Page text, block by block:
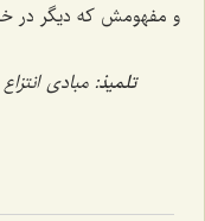
و مفهومش که دیگر در
تلمیذ:مبادی